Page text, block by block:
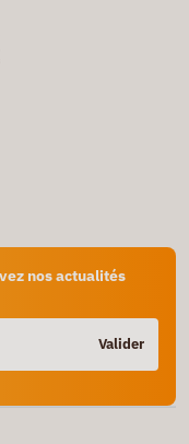
nos actualités
Valider